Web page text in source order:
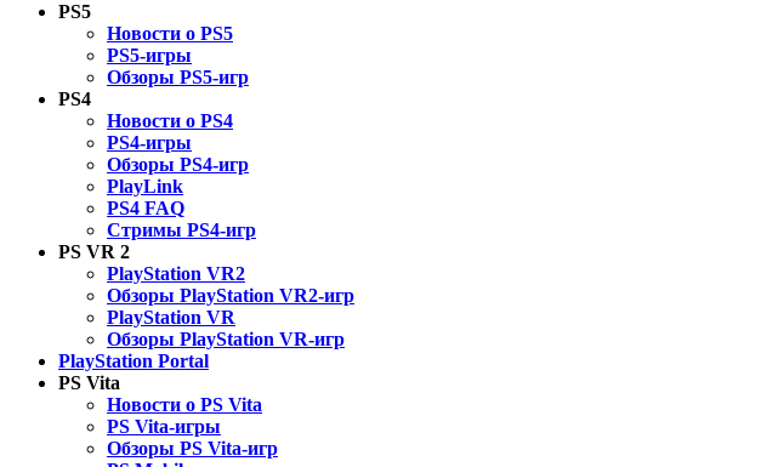
PS5
Новости о PS5
PS5-игры
Обзоры PS5-игр
PS4
Новости о PS4
PS4-игры
Обзоры PS4-игр
PlayLink
PS4 FAQ
Стримы PS4-игр
PS VR 2
PlayStation VR2
Обзоры PlayStation VR2-игр
PlayStation VR
Обзоры PlayStation VR-игр
PlayStation Portal
PS Vita
Новости о PS Vita
PS Vita-игры
Обзоры PS Vita-игр